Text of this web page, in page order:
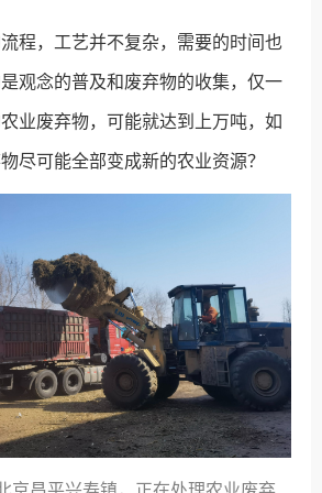
程，工艺并不复杂，需要的时间也
观念的普及和废弃物的收集，仅一
业废弃物，可能就达到上万吨，如
尽可能全部变成新的农业资源？